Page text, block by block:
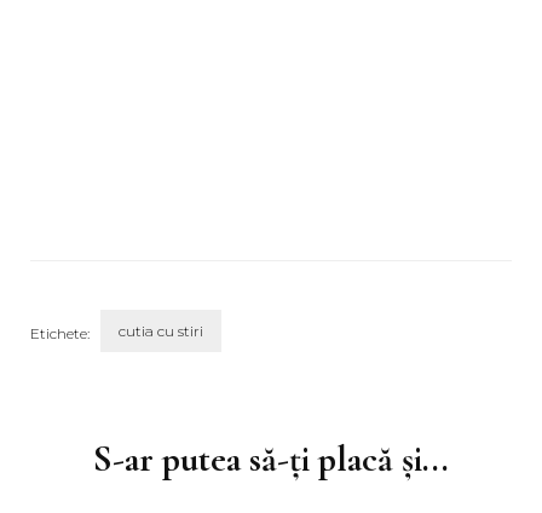
Etichete: cutia cu stiri
articoleS-ar putea să-ți placă și...